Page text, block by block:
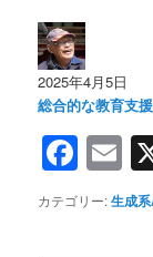
2025年4月5日
総合的な教育支
カテゴリー:生成